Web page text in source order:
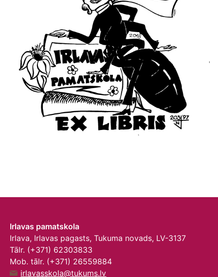
Irlavas pamatskola
Irlava, Irlavas pagasts, Tukuma novads, LV-3137
Tālr. (+371) 62303833
Mob. tālr. (+371) 26559884
irlavasskola@tukums.lv